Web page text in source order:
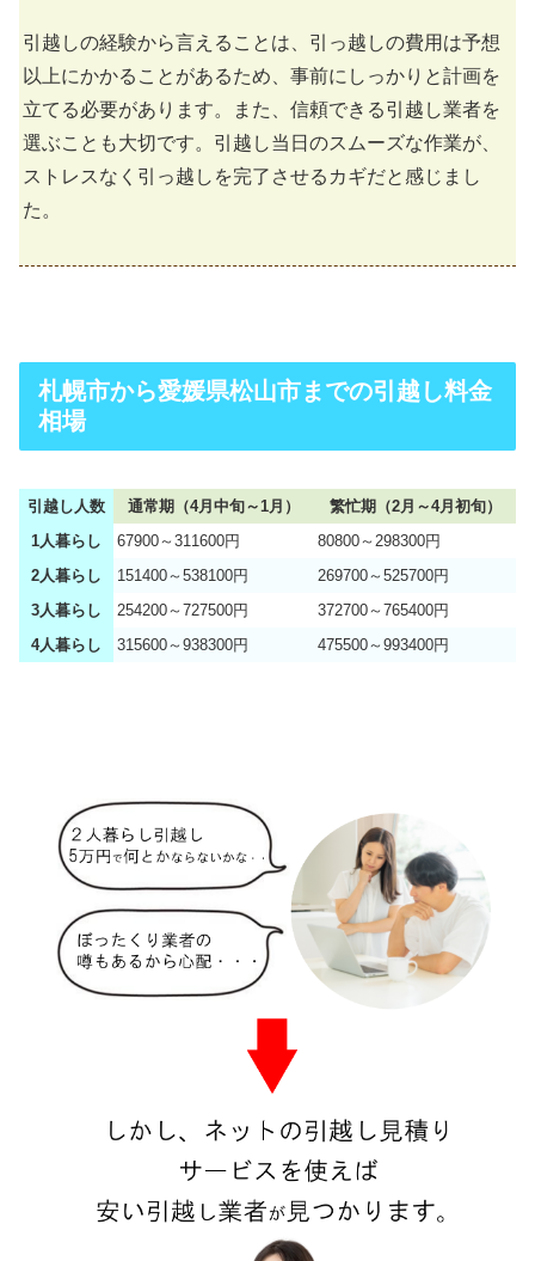
引越しの経験から言えることは、引っ越しの費用は予想
以上にかかることがあるため、事前にしっかりと計画を
立てる必要があります。また、信頼できる引越し業者を
選ぶことも大切です。引越し当日のスムーズな作業が、
ストレスなく引っ越しを完了させるカギだと感じまし
た。
札幌市から愛媛県松山市までの引越し料金
相場
引越し人数 通常期（4月中旬～1月）
繁忙期（2月～4月初旬）
1人暮らし
67900～311600円
80800～298300円
2人暮らし
151400～538100円
269700～525700円
3人暮らし
254200～727500円
372700～765400円
4人暮らし
315600～938300円 475500～993400円